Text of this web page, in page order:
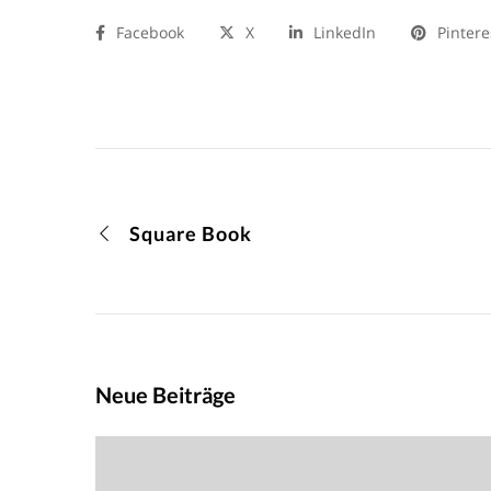
Facebook X LinkedIn
Square Book
Neue Beiträge